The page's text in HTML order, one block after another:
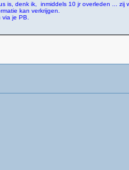
is, denk ik, inmiddels 10 jr overleden ... zij
kan verkrijgen.
je PB.